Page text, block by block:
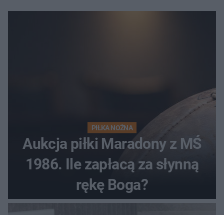
PIŁKA NOŻNA
Aukcja piłki Maradony z MŚ
1986. Ile zapłacą za słynną
rękę Boga?